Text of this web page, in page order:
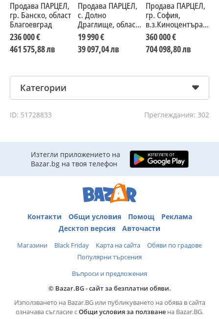
Продава ПАРЦЕЛ,
гр. Банско, област
Благоевград
236 000 €
461 575,88 лв
Продава ПАРЦЕЛ,
с. Долно
Драглище, област
Благоевград
19 990 €
39 097,04 лв
Продава ПАРЦЕЛ,
гр. София,
в.з.Киноцентъра 3
част
360 000 €
704 098,80 лв
Категории
ID: 51728833 Преглеждания: 302
Изтегли приложението на
Bazar.bg на твоя телефон
Контакти Общи условия Помощ
Реклама
Десктоп версия
Авточасти
Магазини Black Friday Карта на сайта
Обяви по градове
Популярни търсения
Въпроси и предложения
© Bazar.BG - сайт за безплатни обяви.
Използването на Bazar.BG или публикуването на обява в сайта
означава съгласие сОбщи условия за ползване на Bazar.BG.